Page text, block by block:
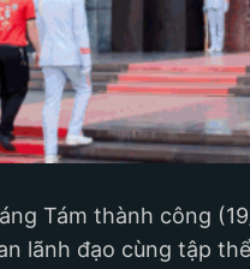
Tám thành công
lãnh đạo cùng tập